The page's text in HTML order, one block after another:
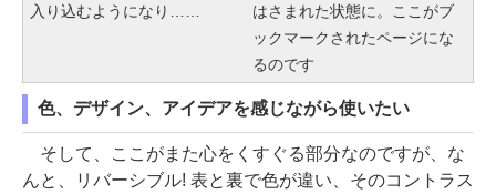
入り込むようになり……
はさまれた状態に。ここがブ
ックマークされたページにな
るのです
色、デザイン、アイデアを感じながら使いたい
そして、ここがまた心をくすぐる部分なのですが、な
んと、リバーシブル! 表と裏で色が違い、そのコントラス